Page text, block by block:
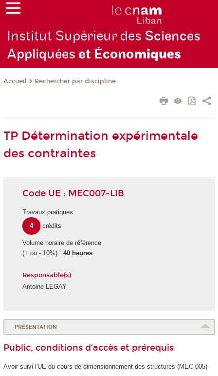
Institut Supérieur des Sciences
Appliquéeset Économiques
Accueil Rechercher par discipline
TP Détermination expérimentale
des contraintes
Code UE : MEC007-LIB
Travaux pratiques
4
crédits
Volume horaire de référence
(+ ou - 10%) : 40 heures
Responsable(s)
Antoine LEGAY
PRÉSENTATION
Public, conditions d’accès et prérequis
Avoir suivi l'UE du cours de dimensionnement des structures (MEC 005)